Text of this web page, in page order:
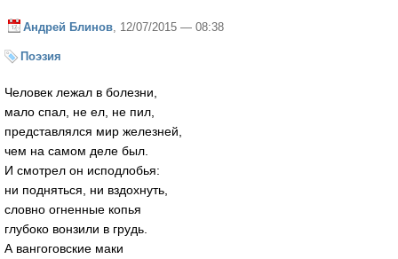
Андрей Блинов , 12/07/2015 — 08:38
Поэзия
Человек лежал в болезни,
мало спал, не ел, не пил,
представлялся мир железней,
чем на самом деле был.
И смотрел он исподлобья:
ни подняться, ни вздохнуть,
словно огненные копья
глубоко вонзили в грудь.
А вангоговские маки